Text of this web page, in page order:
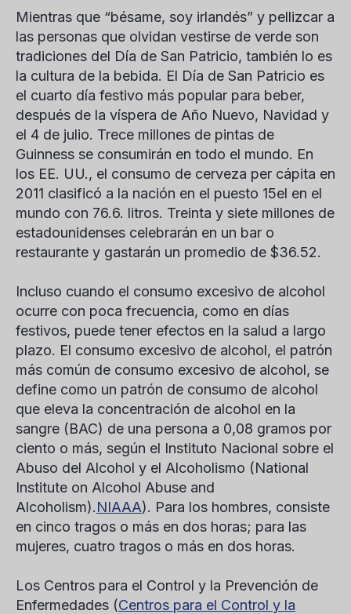
Mientras que “bésame, soy irlandés” y pellizcar a
las personas que olvidan vestirse de verde son
tradiciones del Día de San Patricio, también lo es
la cultura de la bebida. El Día de San Patricio es
el cuarto día festivo más popular para beber,
después de la víspera de Año Nuevo, Navidad y
el 4 de julio. Trece millones de pintas de
Guinness se consumirán en todo el mundo. En
los EE. UU., el consumo de cerveza per cápita en
2011 clasificó a la nación en el puesto 15el en el
mundo con 76.6. litros. Treinta y siete millones de
estadounidenses celebrarán en un bar o
restaurante y gastarán un promedio de $36.52.
Incluso cuando el consumo excesivo de alcohol
ocurre con poca frecuencia, como en días
festivos, puede tener efectos en la salud a largo
plazo. El consumo excesivo de alcohol, el patrón
más común de consumo excesivo de alcohol, se
define como un patrón de consumo de alcohol
que eleva la concentración de alcohol en la
sangre (BAC) de una persona a 0,08 gramos por
ciento o más, según el Instituto Nacional sobre el
Abuso del Alcohol y el Alcoholismo (National
Institute on Alcohol Abuse and
Alcoholism).NIAAA). Para los hombres, consiste
en cinco tragos o más en dos horas; para las
mujeres, cuatro tragos o más en dos horas.
Los Centros para el Control y la Prevención de
Enfermedades (Centros para el Control y la